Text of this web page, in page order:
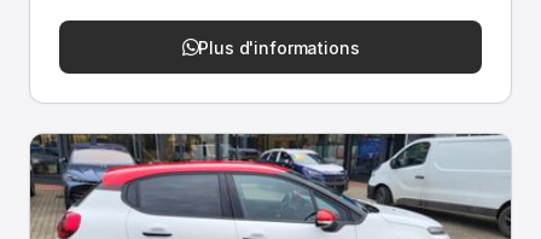
Plus d'informations